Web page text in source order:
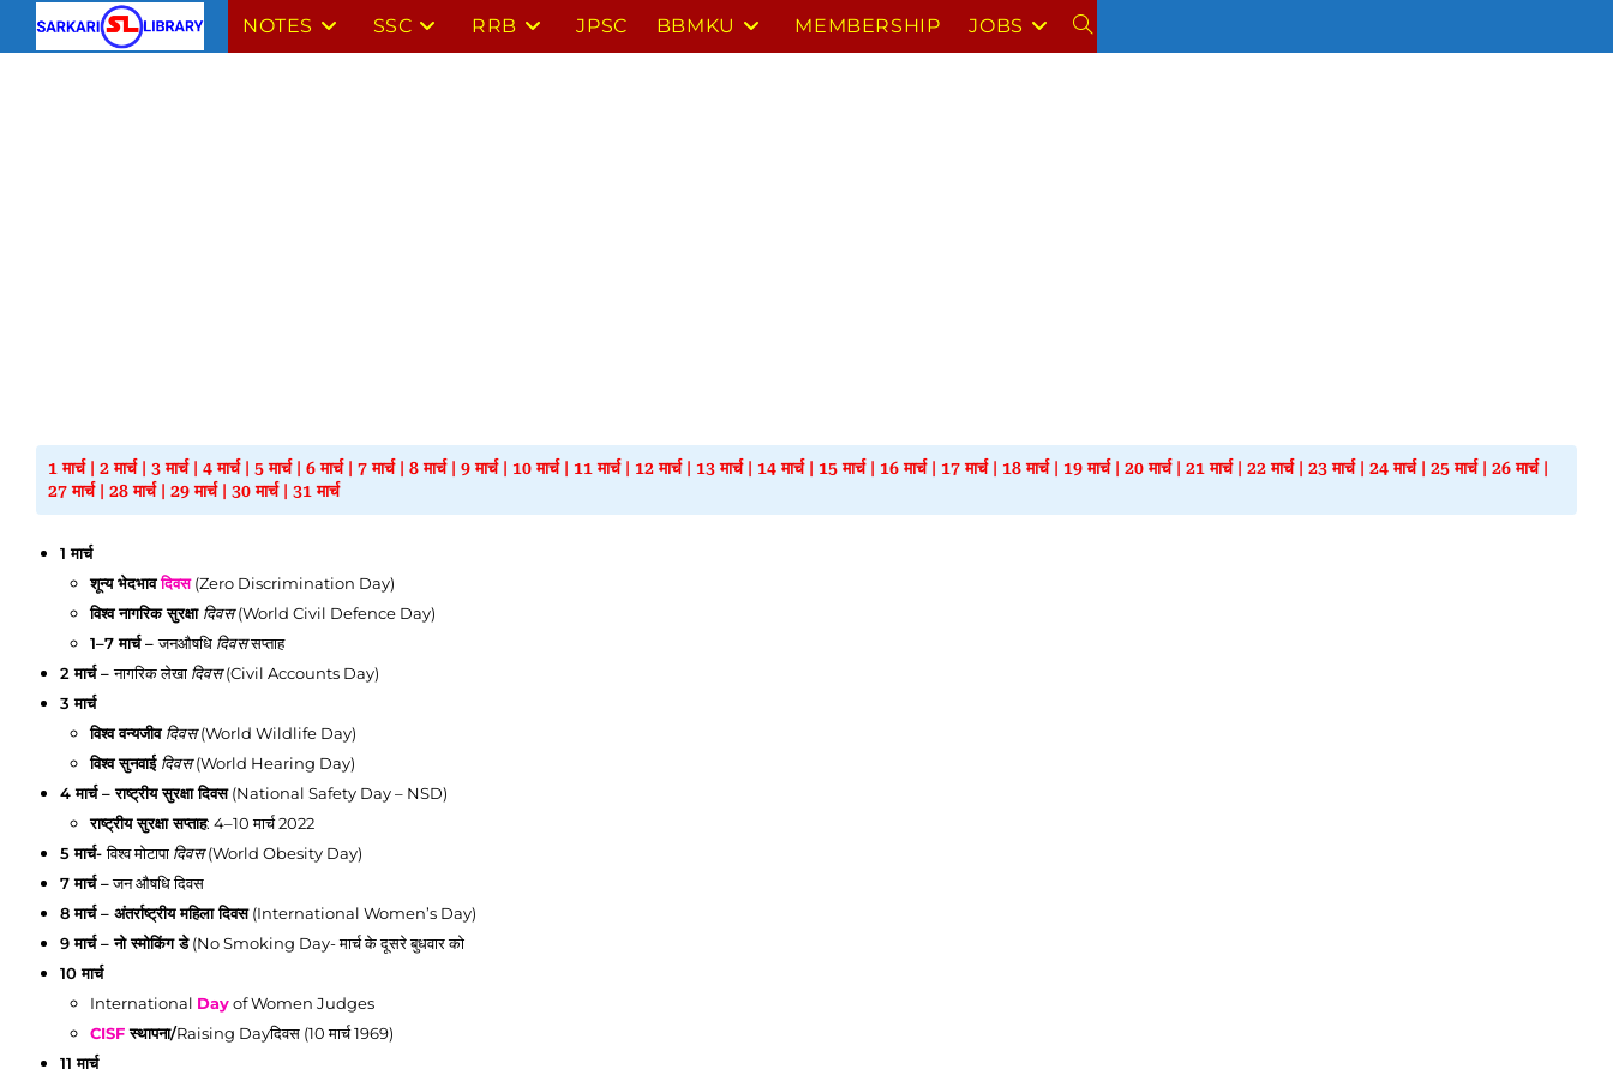
NOTES SSC RRB JPSC BBMKU MEMBERSHIP JOBS TOGGLE
1 मार्च| 2 मार्च| 3 मार्च| 4 मार्च| 5 मार्च| 6 मार्च| 7 मार्च| 8 मार्च| 9 मार्च| 10 मार्च| 11 मार्च| 12 मार्च| 13 मार्च| 14 मार्च| 15 मार्च| 16 मार्च| 17 मार्च| 18 मार्च| 19 मार्च| 20 मार्च| 21 मार्च| 22 मार्च| 23 मार्च| 24 मार्च| 25 मार्च| 26 मार्च|
27 मार्च| 28 मार्च| 29 मार्च| 30 मार्च| 31 मार्च
1 मार्च
शून्य भेदभावदिवस(Zero Discrimination Day)
विश्व नागरिक सुरक्षा दिवस(World Civil Defence Day)
1–7 मार्च–जनऔषधि दिवससप्ताह
2 मार्च–नागरिक लेखा दिवस(Civil Accounts Day)
3 मार्च
विश्व वन्यजीव दिवस(World Wildlife Day)
विश्व सुनवाई दिवस(World Hearing Day)
4 मार्च– राष्ट्रीय सुरक्षा दिवस(National Safety Day – NSD)
राष्ट्रीय सुरक्षा सप्ताह: 4–10 मार्च 2022
5 मार्च-विश्व मोटापा दिवस(World Obesity Day)
7 मार्च–जन औषधि दिवस
8 मार्च– अंतर्राष्ट्रीय महिला दिवस(International Women’s Day)
9 मार्च– नो स्मोकिंग डे(No Smoking Day- मार्च के दूसरे बुधवार को
10 मार्च
International Dayof Women Judges
CISFस्थापना/Raising Dayदिवस (10 मार्च 1969)
11 मार्च